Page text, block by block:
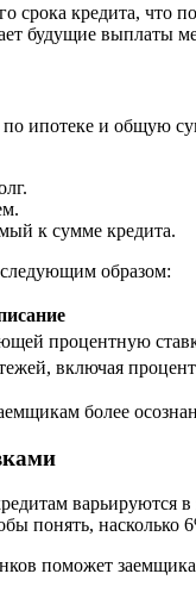
срока кредита,
будущие выплаты
ипотеке и общую
к сумме кредита.
образом:
процентную
включая
более
варьируются
понять,
поможет